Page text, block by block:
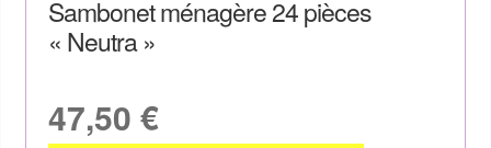
Sambonet ménagère 24 pièces
« Neutra »
47,50 €